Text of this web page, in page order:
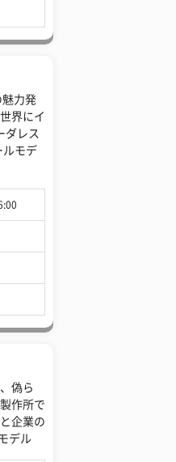
魅力発
界にイ
ダレス
ルモデ
偽ら
作所で
企業の
デル